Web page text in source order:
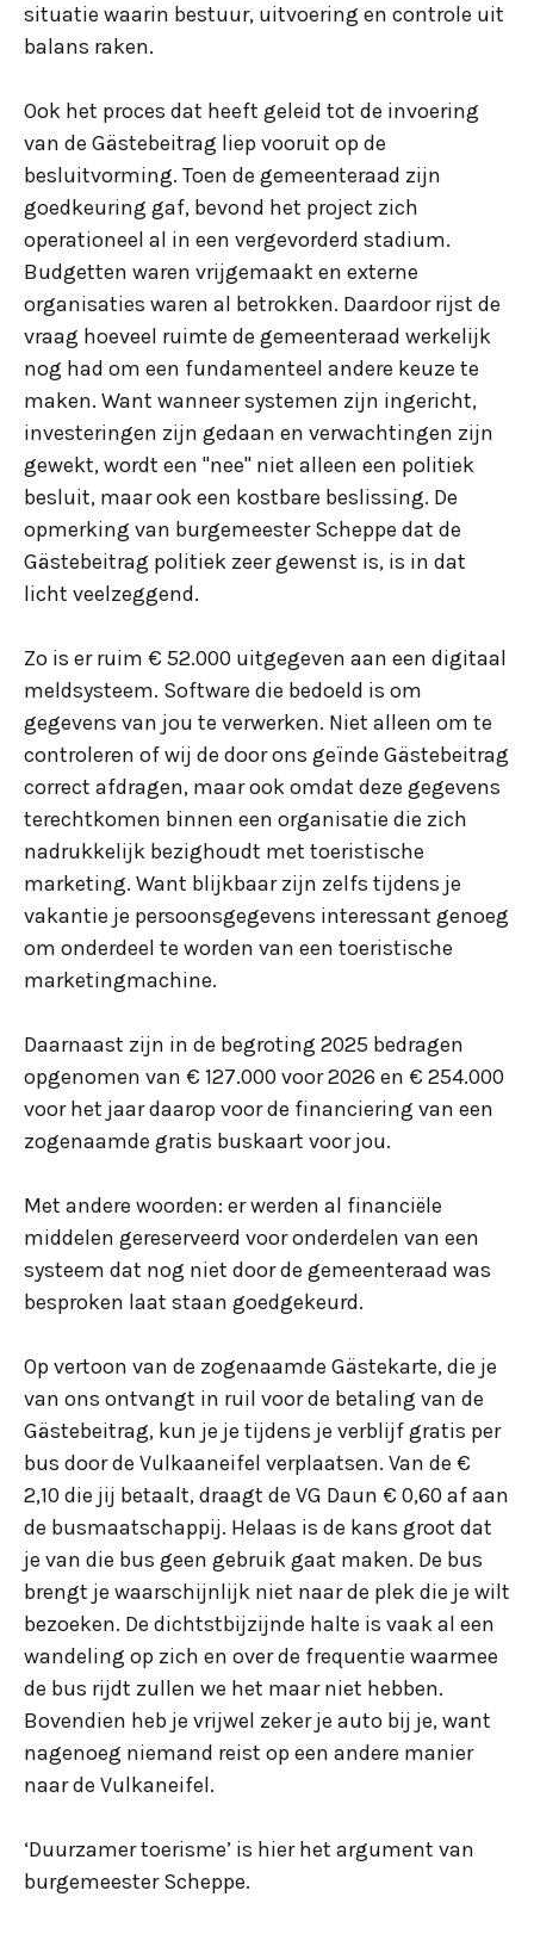
situatie waarin bestuur, uitvoering en controle uit
balans raken.
Ook het proces dat heeft geleid tot de invoering
van de Gästebeitrag liep vooruit op de
besluitvorming. Toen de gemeenteraad zijn
goedkeuring gaf, bevond het project zich
operationeel al in een vergevorderd stadium.
Budgetten waren vrijgemaakt en externe
organisaties waren al betrokken. Daardoor rijst de
vraag hoeveel ruimte de gemeenteraad werkelijk
nog had om een fundamenteel andere keuze te
maken. Want wanneer systemen zijn ingericht,
investeringen zijn gedaan en verwachtingen zijn
gewekt, wordt een "nee" niet alleen een politiek
besluit, maar ook een kostbare beslissing. De
opmerking van burgemeester Scheppe dat de
Gästebeitrag politiek zeer gewenst is, is in dat
licht veelzeggend.
Zo is er ruim € 52.000 uitgegeven aan een digitaal
meldsysteem. Software die bedoeld is om
gegevens van jou te verwerken. Niet alleen om te
controleren of wij de door ons geïnde Gästebeitrag
correct afdragen, maar ook omdat deze gegevens
terechtkomen binnen een organisatie die zich
nadrukkelijk bezighoudt met toeristische
marketing. Want blijkbaar zijn zelfs tijdens je
vakantie je persoonsgegevens interessant genoeg
om onderdeel te worden van een toeristische
marketingmachine.
Daarnaast zijn in de begroting 2025 bedragen
opgenomen van € 127.000 voor 2026 en € 254.000
voor het jaar daarop voor de financiering van een
zogenaamde gratis buskaart voor jou.
Met andere woorden: er werden al financiële
middelen gereserveerd voor onderdelen van een
systeem dat nog niet door de gemeenteraad was
besproken laat staan goedgekeurd.
Op vertoon van de zogenaamde Gästekarte, die je
van ons ontvangt in ruil voor de betaling van de
Gästebeitrag, kun je je tijdens je verblijf gratis per
bus door de Vulkaaneifel verplaatsen. Van de €
2,10 die jij betaalt, draagt de VG Daun € 0,60 af aan
de busmaatschappij. Helaas is de kans groot dat
je van die bus geen gebruik gaat maken. De bus
brengt je waarschijnlijk niet naar de plek die je wilt
bezoeken. De dichtstbijzijnde halte is vaak al een
wandeling op zich en over de frequentie waarmee
de bus rijdt zullen we het maar niet hebben.
Bovendien heb je vrijwel zeker je auto bij je, want
nagenoeg niemand reist op een andere manier
naar de Vulkaneifel.
‘Duurzamer toerisme’ is hier het argument van
burgemeester Scheppe.